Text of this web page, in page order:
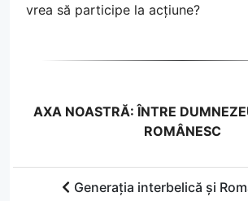
vrea să participe la acțiune?
AXA NOASTRĂ: ÎNTRE
ROMÂNESC
Generația interbelică și